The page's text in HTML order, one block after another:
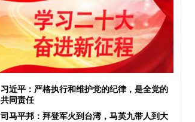
习近平：严格执行和维护党的纪律，是全党的
共同责任
司马平邦：拜登军火到台湾，马英九带人到大